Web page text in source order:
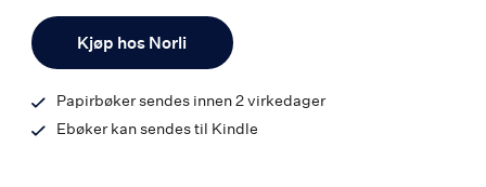
Kjøp hos Norli
9788203377082
Papirbøker sendes innen 2 virkedager
Ebøker kan sendes til Kindle